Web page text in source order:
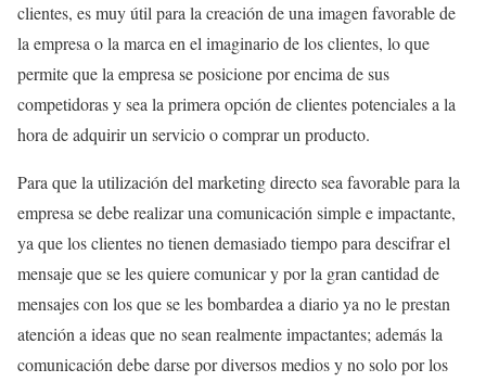
clientes, es muy útil para la creación de una imagen favorable de
la empresa o la marca en el imaginario de los clientes, lo que
permite que la empresa se posicione por encima de sus
competidoras y sea la primera opción de clientes potenciales a la
hora de adquirir un servicio o comprar un producto.
Para que la utilización del marketing directo sea favorable para la
empresa se debe realizar una comunicación simple e impactante,
ya que los clientes no tienen demasiado tiempo para descifrar el
mensaje que se les quiere comunicar y por la gran cantidad de
mensajes con los que se les bombardea a diario ya no le prestan
atención a ideas que no sean realmente impactantes; además la
comunicación debe darse por diversos medios y no solo por los